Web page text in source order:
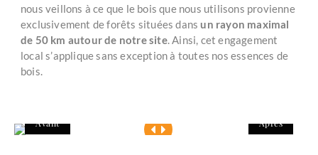
nous veillons à ce que le bois que nous utilisons provienne
exclusivement de forêts situées dans un rayon maximal
de 50 km autour de notre site. Ainsi, cet engagement
local s’applique sans exception à toutes nos essences de
bois.
Avant Après